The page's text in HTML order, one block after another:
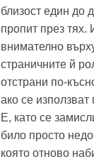
близост един до
пропит през
внимателно
страничните й
отстрани по-
ако се
Е, като се
било просто
която отново